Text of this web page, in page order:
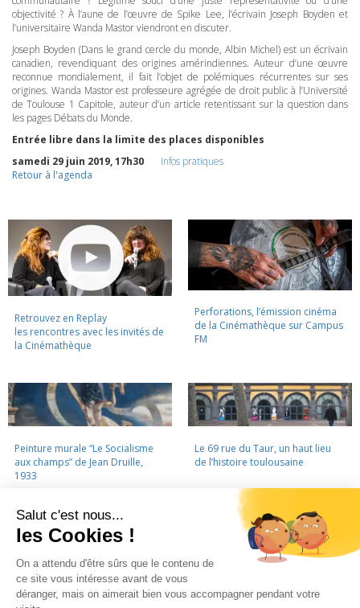
objectivité ? À l’aune de l’œuvre de Spike Lee, l’écrivain Joseph Boyden et
l’universitaire Wanda Mastor viendront en discuter.
Joseph Boyden (Dans le grand cercle du monde, Albin Michel) est un écrivain
canadien, revendiquant des origines amérindiennes. Auteur d’une œuvre
reconnue mondialement, il fait l’objet de polémiques récurrentes sur ses
origines. Wanda Mastor est professeure agrégée de droit public à l’Université
de Toulouse 1 Capitole, auteur d’un article retentissant sur la question dans
les pages Débats du Monde.
Entrée libre dans la limite des places disponibles
samedi 29 juin 2019, 17h30
Infos pratiques
Retour à l'agenda
Retrouvez en Replay
les rencontres avec les invités de
la Cinémathèque
Perforations, l’émission cinéma
de la Cinémathèque sur Campus
FM
Peinture murale “Le Socialisme
aux champs” de Jean Druille,
1933
Le 69 rue du Taur, un haut lieu
de l’histoire toulousaine
LA CINÉMATHÈQUE · CONTACTS · LETTRE D'INFORMATION ·
MENTIONS LÉGALES